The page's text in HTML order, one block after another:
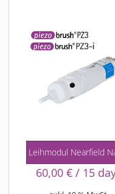
Leihmodul Nearfield
60,00€ / 15